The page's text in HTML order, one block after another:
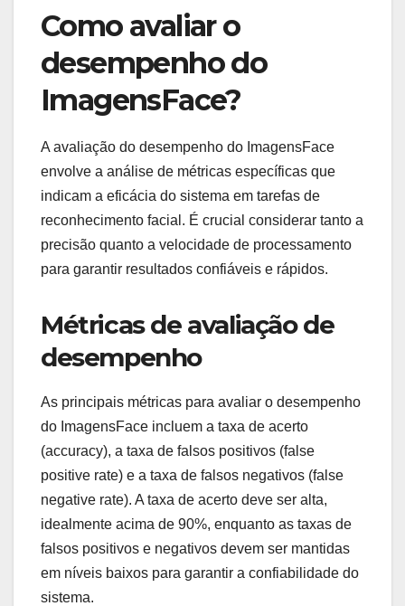
Como avaliar o
desempenho do
ImagensFace?
A avaliação do desempenho do ImagensFace
envolve a análise de métricas específicas que
indicam a eficácia do sistema em tarefas de
reconhecimento facial. É crucial considerar tanto a
precisão quanto a velocidade de processamento
para garantir resultados confiáveis e rápidos.
Métricas de avaliação de
desempenho
As principais métricas para avaliar o desempenho
do ImagensFace incluem a taxa de acerto
(accuracy), a taxa de falsos positivos (false
positive rate) e a taxa de falsos negativos (false
negative rate). A taxa de acerto deve ser alta,
idealmente acima de 90%, enquanto as taxas de
falsos positivos e negativos devem ser mantidas
em níveis baixos para garantir a confiabilidade do
sistema.